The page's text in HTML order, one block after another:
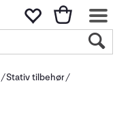
Stativ tilbehør